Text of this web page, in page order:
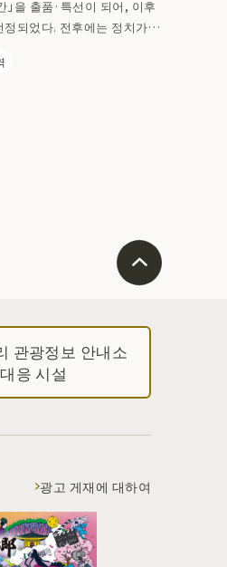
」을 출품·특선이 되어, 이후
되었다. 전후에는 정치가
회를 개최. 쇼와 50년에 모리
작품, 바르비종파의 작품,
모토 미술관을 창설했다.
관광정보 안내소
응 시설
광고 게재에 대하여